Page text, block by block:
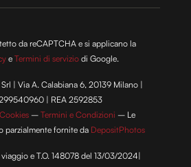
da reCAPTCHA e si applicano la
eTermini di servizio di Google.
| Via A. Calabiana 6, 20139 Milano |
| REA 2592853
Cookies –Termini e Condizioni – Le
parzialmente fornite da DepositPhotos
e T.O. 148078 del 13/03/2024|